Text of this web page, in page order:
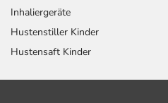
Inhaliergeräte
Hustenstiller Kinder
Hustensaft Kinder